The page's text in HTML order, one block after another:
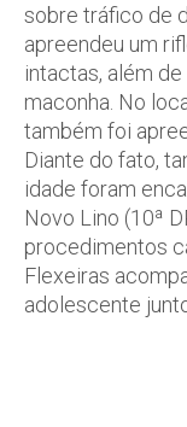
sobre tráfico de
apreendeu um
intactas, além
maconha. No
também foi
Diante do fato,
idade foram
Novo Lino (10ª
procedimentos
Flexeiras
adolescente